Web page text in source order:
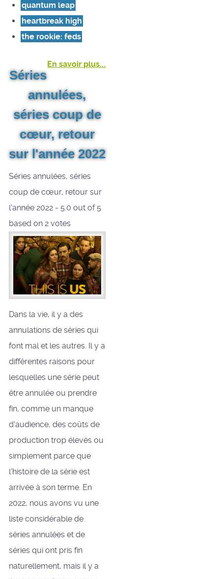
quantum leap
heartbreak high
the rookie: feds
En savoir plus...
Séries
annulées,
séries coup de
cœur, retour
sur l'année 2022
Séries annulées, séries
coup de cœur, retour sur
l'année 2022- 5.0 out of 5
based on 2votes
Dans la vie, il y a des
annulations de séries qui
font mal et les autres. Il y a
différentes raisons pour
lesquelles une série peut
être annulée ou prendre
fin, comme un manque
d'audience, des coûts de
production trop élevés ou
simplement parce que
l'histoire de la série est
arrivée à son terme. En
2022, nous avons vu une
liste considérable de
séries annulées et de
séries qui ont pris fin
naturellement, mais il y a